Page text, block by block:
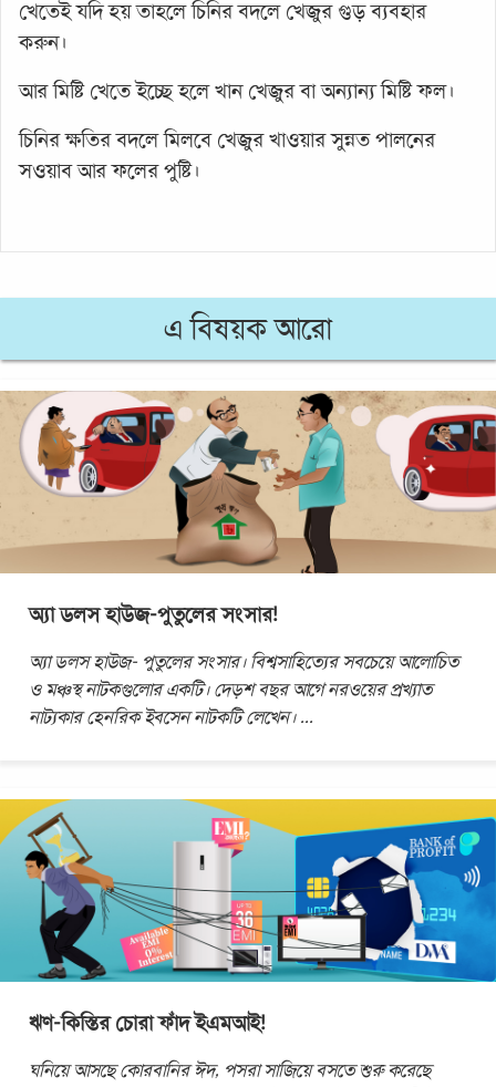
খেতেই যদি হয় তাহলে চিনির বদলে খেজুর গুড় ব্যবহার
করুন।
আর মিষ্টি খেতে ইচ্ছে হলে খান খেজুর বা অন্যান্য মিষ্টি ফল।
চিনির ক্ষতির বদলে মিলবে খেজুর খাওয়ার সুন্নত পালনের
সওয়াব আর ফলের পুষ্টি।
এ বিষয়ক আরো
অ্যা ডলস হাউজ-পুতুলের সংসার!
অ্যা ডলস হাউজ- পুতুলের সংসার। বিশ্বসাহিত্যের সবচেয়ে আলোচিত
ও মঞ্চস্থ নাটকগুলোর একটি। দেড়শ বছর আগে নরওয়ের প্রখ্যাত
নাট্যকার হেনরিক ইবসেন নাটকটি লেখেন। ...
ঋণ-কিস্তির চোরা ফাঁদ ইএমআই!
ঘনিয়ে আসছে কোরবানির ঈদ, পসরা সাজিয়ে বসতে শুরু করেছে